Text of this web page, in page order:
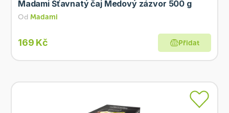
Madami Šťavnatý čaj Medový zázvor 500 g
Od Madami
169 Kč Přidat